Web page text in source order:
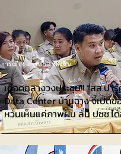
เดือดกลางวงประชุม!! “สส.ปา
Data Center บ้านฉาง จี้เปิด
หวั่นเห็นแค่ภาพฝัน ลั่น ปชช.ได้
การเมือง-การเมืองท้องถิ่น